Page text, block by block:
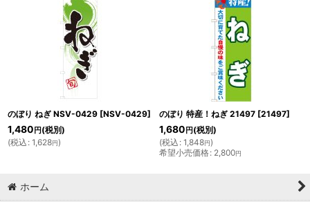
のぼり ねぎ NSV-0429 [NSV-0429]
1,480 円 (税別)
(税込 : 1,628円)
のぼり 特産！ねぎ 21497 [21497]
1,680 円 (税別)
(税込 : 1,848円)
希望小売価格: 2,800円
ホーム